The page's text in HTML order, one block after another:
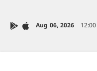
Aug 06, 2026